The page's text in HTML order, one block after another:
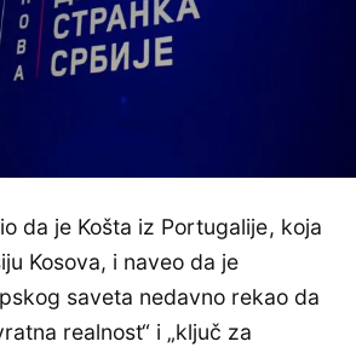
da je Košta iz Portugalije, koja
Kosova, i naveo da je
saveta nedavno rekao da
realnost“ i „ključ za